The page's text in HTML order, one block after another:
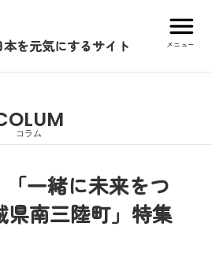
を元気にするサイト メニュー
コラム
一緒に未来をつ
南三陸町」特集